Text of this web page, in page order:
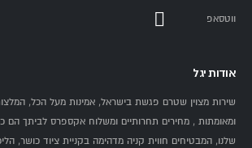
ווטסאפ
אודות יגל
שירות מצוין שטרם פגשת בישראל, אמינות מעל הכל,
ומאומתות , מחירים תחרותיים ומשלוח אקספרס לביתך הם
שלנו, המבטיחים חווית קניה מדהימה בקניית ציוד כושר,